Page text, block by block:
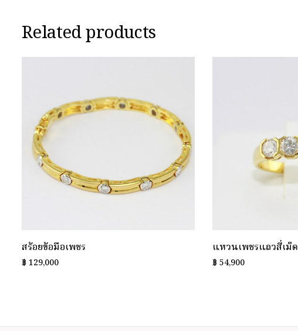
Related products
สร้อยข้อมือเพชร
฿ 129,000
แหวนเพชรแถวสี่เม็ด
฿ 54,900